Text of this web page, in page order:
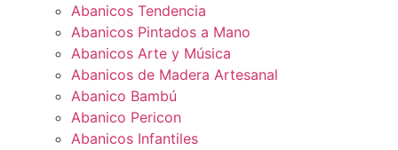
Abanicos Tendencia
Abanicos Pintados a Mano
Abanicos Arte y Música
Abanicos de Madera Artesanal
Abanico Bambú
Abanico Pericon
Abanicos Infantiles